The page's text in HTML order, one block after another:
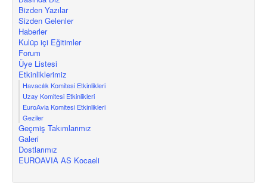
Bizden Yazılar
Sizden Gelenler
Haberler
Kulüp içi Eğitimler
Forum
Üye Listesi
Etkinliklerimiz
Havacılık Komitesi Etkinlikleri
Uzay Komitesi Etkinlikleri
EuroAvia Komitesi Etkinlikleri
Geziler
Geçmiş Takımlarımız
Galeri
Dostlarımız
EUROAVIA AS Kocaeli